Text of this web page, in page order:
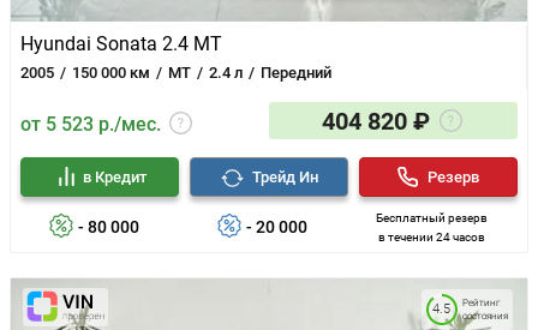
Hyundai Sonata 2.4 MT
2005 150 000 км MT 2.4 л Передний
от 5 523 р./мес. 404 820 ₽
- 80 000
в Кредит
- 20 000
Трейд Ин
Бесплатный резерв
в течении 24 часов
Резерв
Рейтинг
состояния
4.5